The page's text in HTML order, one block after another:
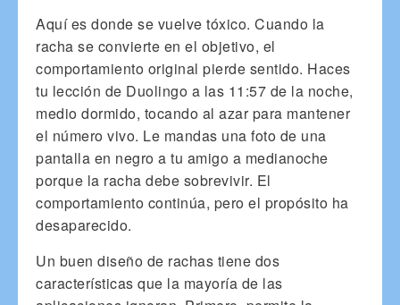
Aquí es donde se vuelve tóxico. Cuando la
racha se convierte en el objetivo, el
comportamiento original pierde sentido. Haces
tu lección de Duolingo a las 11:57 de la noche,
medio dormido, tocando al azar para mantener
el número vivo. Le mandas una foto de una
pantalla en negro a tu amigo a medianoche
porque la racha debe sobrevivir. El
comportamiento continúa, pero el propósito ha
desaparecido.
Un buen diseño de rachas tiene dos
características que la mayoría de las